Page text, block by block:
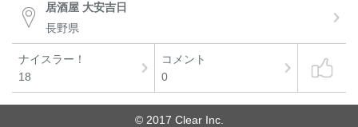
居酒屋 大安吉日
長野県
ナイスラー！
18
コメント
0
© 2017 Clear Inc.